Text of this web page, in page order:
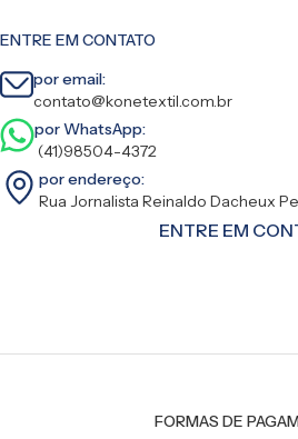
ENTRE EM CONTATO
por email:
contato@konetextil.com.br
por WhatsApp:
(41)98504-4372
por endereço:
Rua Jornalista Reinaldo Dacheux
ENTRE EM
FORMAS DE